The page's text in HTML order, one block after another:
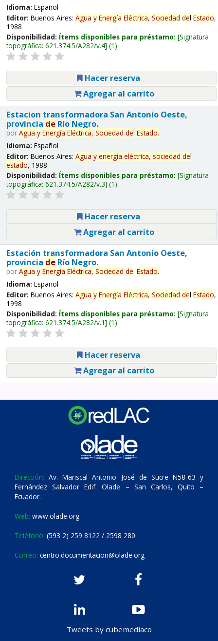
Idioma: Español
Editor: Buenos Aires: Agua y Energía Eléctrica, Sociedad del Estado,
1988
Disponibilidad: Ítems disponibles para préstamo: Signatura
topográfica: 621.374.5/A282/v.4 (1).
Hacer reserva
Agregar al carrito
Estacion transformadora San Antonio Oeste,
provincia deRío Negro.
por Agua y Energía Eléctrica, Sociedad del Estado.
Idioma: Español
Editor: Buenos Aires: Agua y energía eléctrica, sociedad del
estado, 1988
Disponibilidad: Ítems disponibles para préstamo: Signatura
topográfica: 621.374.5/A282/v.3 (1).
Hacer reserva
Agregar al carrito
Estación transformadora San Antonio Oeste,
provincia deRío Negro.
por Agua y Energía Eléctrica, Sociedad del Estado.
Idioma: Español
Editor: Buenos Aires: Agua y Energía Eléctrica, Sociedad del Estado,
1998
Disponibilidad: Ítems disponibles para préstamo: Signatura
topográfica: 621.374.5/A282/v.1 (1).
Hacer reserva
Agregar al carrito
Dirección: Av. Mariscal Antonio José de Sucre N58-63 y
Fernández Salvador Edif. Olade – San Carlos, Quito –
Ecuador.
Web: www.olade.org
Teléfono: (593 2) 259 8122 / 2598 280
Correo: centro.documentacion@olade.org
Tweets by cubemediaco